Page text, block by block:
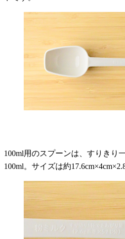
100ml用のスプーンは、すりきり
100ml。サイズは約